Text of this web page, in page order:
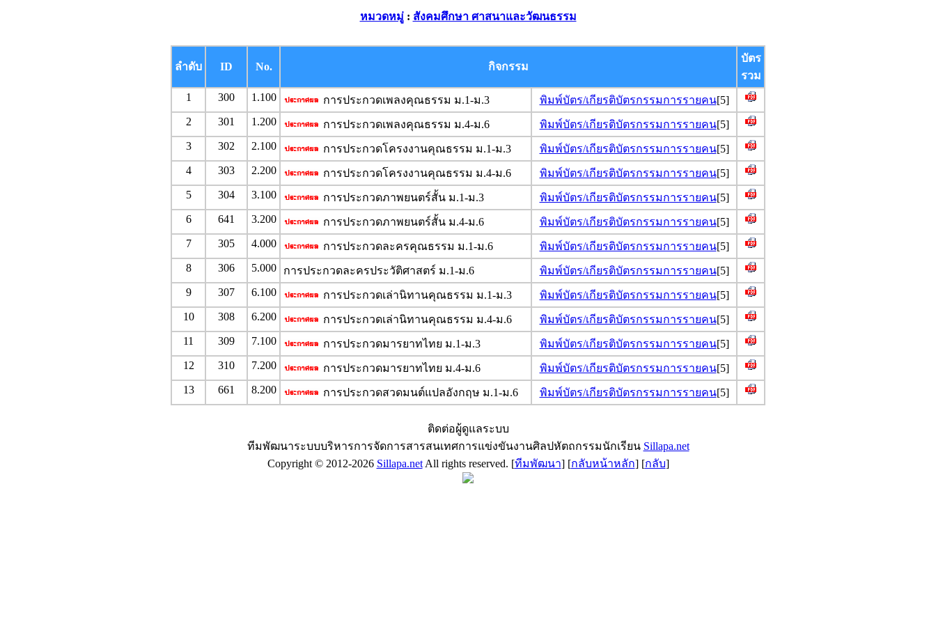
หมวดหมู่: สังคมศึกษา ศาสนาและวัฒนธรรม
ลำดับ ID No. กิจกรรม
บัตร
รวม
1
300 1.100 การประกวดเพลงคุณธรรม ม.1-ม.3 พิมพ์บัตร/เกียรติบัตรกรรมการรายคน[5]
2
301 1.200 การประกวดเพลงคุณธรรม ม.4-ม.6 พิมพ์บัตร/เกียรติบัตรกรรมการรายคน[5]
3
302 2.100 การประกวดโครงงานคุณธรรม ม.1-ม.3 พิมพ์บัตร/เกียรติบัตรกรรมการรายคน[5]
4
303 2.200 การประกวดโครงงานคุณธรรม ม.4-ม.6 พิมพ์บัตร/เกียรติบัตรกรรมการรายคน[5]
5
304 3.100 การประกวดภาพยนตร์สั้น ม.1-ม.3 พิมพ์บัตร/เกียรติบัตรกรรมการรายคน[5]
6
641 3.200 การประกวดภาพยนตร์สั้น ม.4-ม.6 พิมพ์บัตร/เกียรติบัตรกรรมการรายคน[5]
7
305 4.000 การประกวดละครคุณธรรม ม.1-ม.6 พิมพ์บัตร/เกียรติบัตรกรรมการรายคน[5]
8
306 5.000 การประกวดละครประวัติศาสตร์ ม.1-ม.6 พิมพ์บัตร/เกียรติบัตรกรรมการรายคน[5]
9
307 6.100 การประกวดเล่านิทานคุณธรรม ม.1-ม.3 พิมพ์บัตร/เกียรติบัตรกรรมการรายคน[5]
10
308 6.200 การประกวดเล่านิทานคุณธรรม ม.4-ม.6 พิมพ์บัตร/เกียรติบัตรกรรมการรายคน[5]
11
309 7.100 การประกวดมารยาทไทย ม.1-ม.3 พิมพ์บัตร/เกียรติบัตรกรรมการรายคน[5]
12
310 7.200 การประกวดมารยาทไทย ม.4-ม.6 พิมพ์บัตร/เกียรติบัตรกรรมการรายคน[5]
13
661 8.200 การประกวดสวดมนต์แปลอังกฤษ ม.1-ม.6 พิมพ์บัตร/เกียรติบัตรกรรมการรายคน[5]
ติดต่อผู้ดูแลระบบ
ทีมพัฒนาระบบบริหารการจัดการสารสนเทศการแข่งขันงานศิลปหัตถกรรมนักเรียน Sillapa.net
Copyright © 2012-2026 Sillapa.netAll rights reserved. [ทีมพัฒนา] [กลับหน้าหลัก] [กลับ]